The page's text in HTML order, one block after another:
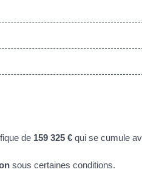
de 159 325 € qui se cumule
sous certaines conditions.